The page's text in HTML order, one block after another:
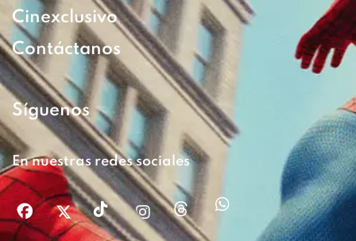
Cinexclusivo
Contáctanos
Síguenos
En nuestras redes sociales